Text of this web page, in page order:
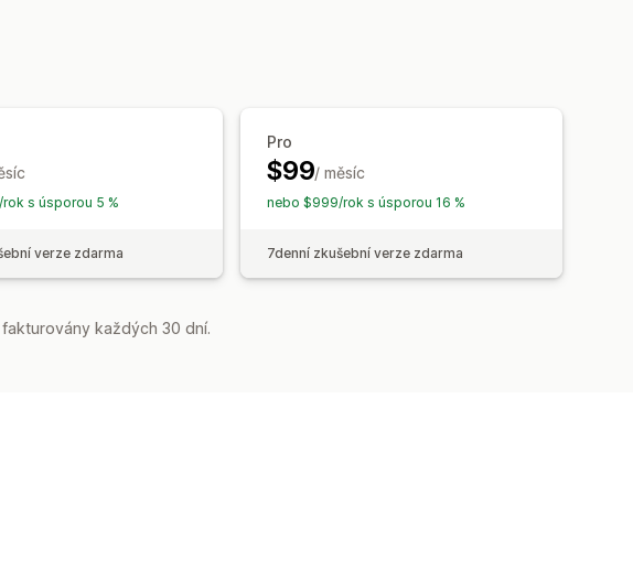
s úsporou 5 %
verze zdarma
Pro
$99/ měsíc
nebo $999/rok s úsporou 16 %
7denní zkušební verze zdarma
každých 30 dní.